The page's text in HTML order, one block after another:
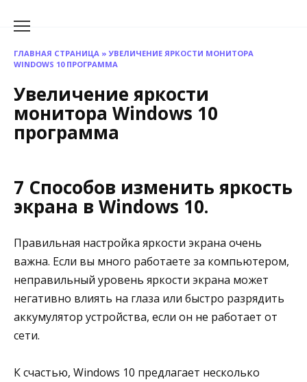
ГЛАВНАЯ СТРАНИЦА » УВЕЛИЧЕНИЕ ЯРКОСТИ МОНИТОРА
WINDOWS 10 ПРОГРАММА
Увеличение яркости
монитора Windows 10
программа
7 Способов изменить яркость
экрана в Windows 10.
Правильная настройка яркости экрана очень
важна. Если вы много работаете за компьютером,
неправильный уровень яркости экрана может
негативно влиять на глаза или быстро разрядить
аккумулятор устройства, если он не работает от
сети.
К счастью, Windows 10 предлагает несколько